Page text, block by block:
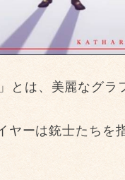
とは、美麗なグ
ヤーは銃士たちを